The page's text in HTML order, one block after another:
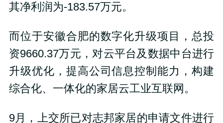
其净利润为-183.57万元。
而位于安徽合肥的数字化升级项目，总投
资9660.37万元，对云平台及数据中台进行
升级优化，提高公司信息控制能力，构建
综合化、一体化的家居云工业互联网。
9月，上交所已对志邦家居的申请文件进行